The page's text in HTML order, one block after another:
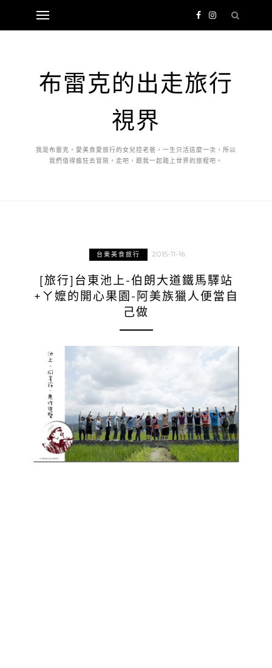
布雷克的出走旅行
視界
我是布雷克，愛美食愛旅行的女兒控老爸，一生只活這麼一次，所以
我們值得瘋狂去冒險，走吧，跟我一起踏上世界的旅程吧。
台東美食旅行 2015-11-16
[旅行]台東池上-伯朗大道鐵馬驛站
+ㄚ嬤的開心果園-阿美族獵人便當自
己做